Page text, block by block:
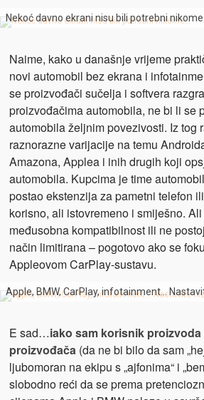
Nekoć davno ekrani nisu bili potrebni
Naime, kako u današnje vrijeme
novi automobil bez ekrana i
se proizvođači sučelja i softvera
proizvođačima automobila, ne bi li se
automobila željnim povezivosti. Iz tog
raznorazne varijacije na temu
Amazona, Applea i inih drugih koji
automobila. Kupcima je time
postao ekstenzija za pametni telefon
korisno, ali istovremeno i smiješno.
međusobna kompatibilnost ili ne
način limitirana – pogotovo ako se
Appleovom CarPlay-sustavu.
Apple, BMW, CarPlay, infotainment…
E sad…iako sam korisnik
proizvođača(da ne bi bilo da sam
ljubomoran na ekipu s „ajfonima“ i
slobodno reći da se prema